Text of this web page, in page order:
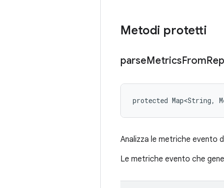
Metodi protetti
parseMetricsFrom
protected Map<String,
Analizza le metriche evento
Le metriche evento che